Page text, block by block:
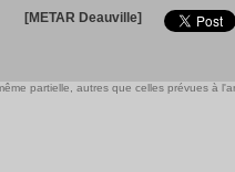
[METAR Deauville]
partielle, autres que celles prévues à